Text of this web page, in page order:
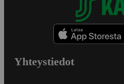
Yhteystiedot